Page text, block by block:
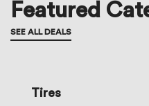
Featured
SEE ALL DEALS
Tires